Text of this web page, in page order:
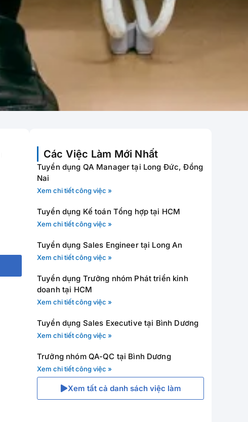
Các Việc Làm Mới Nhất
Tuyển dụng QA Manager tại Long Đức, Đồng
Nai
Xem chi tiết công việc »
Tuyển dụng Kế toán Tổng hợp tại HCM
Xem chi tiết công việc »
Tuyển dụng Sales Engineer tại Long An
Xem chi tiết công việc »
Tuyển dụng Trưởng nhóm Phát triển kinh
doanh tại HCM
Xem chi tiết công việc »
Tuyển dụng Sales Executive tại Bình Dương
Xem chi tiết công việc »
Trưởng nhóm QA-QC tại Bình Dương
Xem chi tiết công việc »
Xem tất cả danh sách việc làm